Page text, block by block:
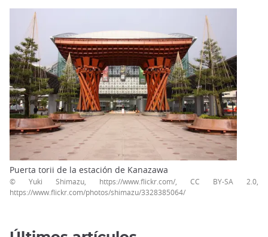
Puerta torii de la estación de Kanazawa
© Yuki Shimazu, https://www.flickr.com/, CC BY-SA 2.0,
https://www.flickr.com/photos/shimazu/3328385064/